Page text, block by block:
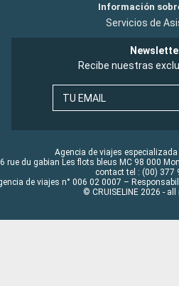
Información
Servicios de
Recibe nuestras
TU EMAIL
Agencia de viajes especializada
rue du gabian Les flots bleus MC 98 000
contact tel : (00) 377
de viajes n° 006 02 0007 –
© CRUISELINE 2026 -